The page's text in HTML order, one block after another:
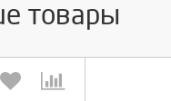
товары